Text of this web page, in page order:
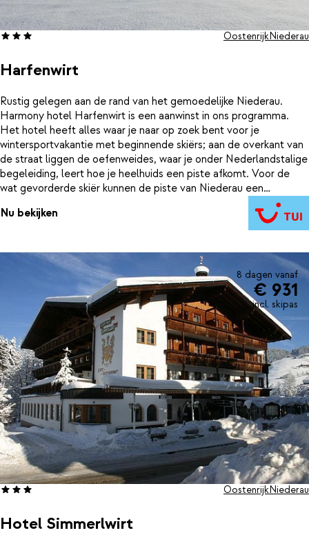
Harfenwirt
OostenrijkNiederau
Rustig gelegen aan de rand van het gemoedelijke Niederau.
Harmony hotel Harfenwirt is een aanwinst in ons programma.
Het hotel heeft alles waar je naar op zoek bent voor je
wintersportvakantie met beginnende skiërs; aan de overkant van
de straat liggen de oefenweides, waar je onder Nederlandstalige
begeleiding, leert hoe je heelhuids een piste afkomt. Voor de
wat gevorderde skiër kunnen de piste van Niederau een
uitdaging zijn, er zitten een paar flinke steile tussen. Je kunt ook
uitwijken naar het skigebied van de Kitzbühler Alpen (let wel;
deze skipas is niet bij in de prijs inbegrepen). En dan het hotel,
deelname aan een winterwandeling en gratis gebruik van
sneeuwschoenen zit bij de prijs in. Een prima deal voor een
welverdiende vakantie.
Nu bekijken
8 dagen vanaf
€ 931
incl. skipas
Hotel Simmerlwirt
OostenrijkNiederau